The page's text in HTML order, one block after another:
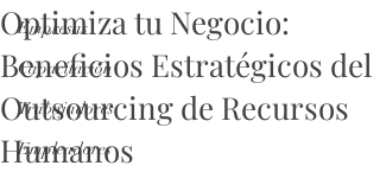
Empresas
Capacitación
Trabajadores
Empleadores
Optimiza tu Negocio:
Beneficios Estratégicos del
Outsourcing de Recursos
Humanos